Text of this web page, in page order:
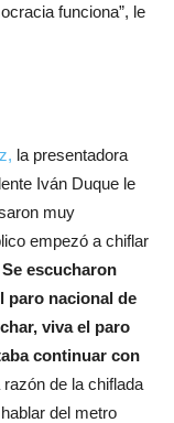
funciona”, le
la presentadora
Iván Duque le
muy
empezó a chiflar
Se escucharon
paro nacional de
viva el paro
continuar con
de la chiflada
del metro